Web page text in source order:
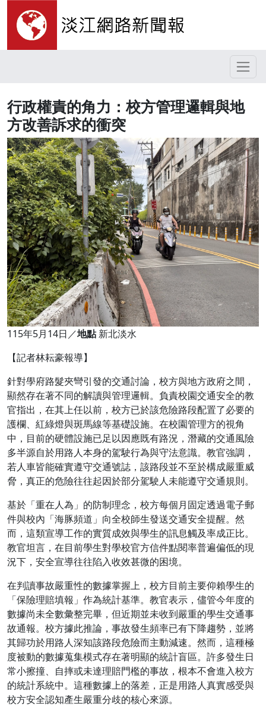
行政權責的角力：校方管理邏輯與地
方改善訴求的衝突
115年5月14日／地點新北淡水
【記者林耘豪報導】
針對學府路髮夾彎引發的交通討論，校方與地方政府之間，
顯然存在著不同的解讀與管理邏輯。負責校園交通安全的教
官指出，在其上任以前，校方已於該危險路段配置了必要的
護欄、紅綠燈與斑馬線等基礎設施。在校園管理方的視角
中，目前的硬體設施已足以因應既有路況，潛藏的交通風險
多半源自於用路人本身的駕駛行為與守法意識。教官強調，
若人車皆能確實遵守交通號誌，該路段並不至於構成嚴重威
脅，真正的危險往往起因於部分駕駛人未能遵守交通規則。
基於「重在人為」的防制理念，校方每個月固定透過電子郵
件與校內「海豚頻道」向全校師生發送交通安全提醒。然
而，這類宣導工作的實質成效與學生的訊息觸及率成正比。
教官坦言，在目前學生對學校官方信件點閱率普遍偏低的現
況下，安全宣導往往陷入收效甚微的困境。
在判讀事故嚴重性的數據掌握上，校方目前主要仰賴學生的
「保險理賠填報」作為統計基準。教官表示，儘管今年度的
數據尚未全數彙整完畢，但近期並未收到嚴重的學生交通事
故通報。校方據此推論，事故發生頻率已有下降趨勢，並將
其歸功於用路人深知該路段危險而主動減速。然而，這種極
度被動的數據蒐集模式存在著明顯的統計盲區。許多發生日
常小擦撞、自摔或未達理賠門檻的事故，根本不會進入校方
的統計系統中。這種數據上的落差，正是用路人真實感受與
校方安全認知產生嚴重分歧的核心來源。